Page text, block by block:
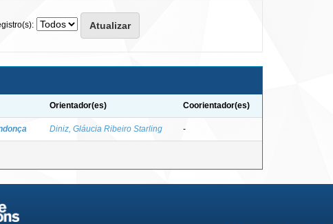
Orientador(es) Coorientador(es)
Diniz, Gláucia Ribeiro Starling -